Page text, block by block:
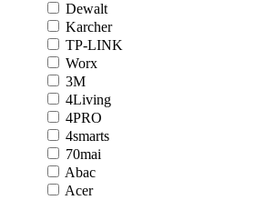
Dewalt
Karcher
TP-LINK
Worx
3M
4Living
4PRO
4smarts
70mai
Abac
Acer